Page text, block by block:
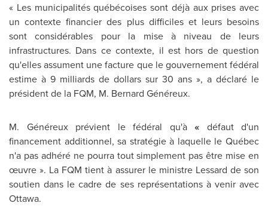
« Les municipalités québécoises sont déjà aux prises avec
un contexte financier des plus difficiles et leurs besoins
sont considérables pour la mise à niveau de leurs
infrastructures. Dans ce contexte, il est hors de question
qu'elles assument une facture que le gouvernement fédéral
estime à 9 milliards de dollars sur 30 ans », a déclaré le
président de la FQM, M. Bernard Généreux.
M. Généreux prévient le fédéral qu'à « défaut d'un
financement additionnel, sa stratégie à laquelle le Québec
n'a pas adhéré ne pourra tout simplement pas être mise en
œuvre ». La FQM tient à assurer le ministre Lessard de son
soutien dans le cadre de ses représentations à venir avec
Ottawa.